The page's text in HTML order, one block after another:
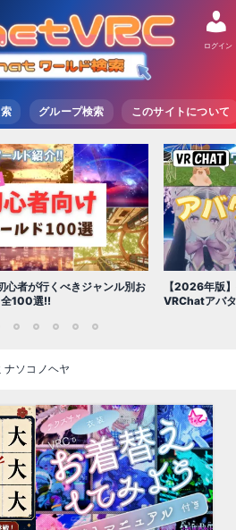
グループ検索 このサイトについて
ログイン
心者必見!!無料で使える
アバターワールド紹介）
【2026年版
世界を味わえ
ナソコノヘヤ